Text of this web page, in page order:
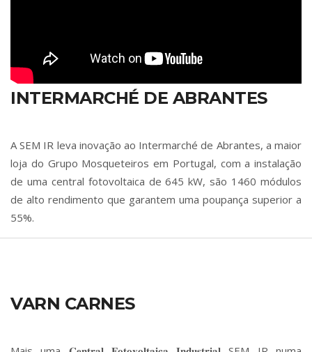
INTERMARCHÉ DE ABRANTES
A SEM IR leva inovação ao Intermarché de Abrantes, a maior
loja do Grupo Mosqueteiros em Portugal, com a instalação
de uma central fotovoltaica de 645 kW, são 1460 módulos
de alto rendimento que garantem uma poupança superior a
55%.
VARN CARNES